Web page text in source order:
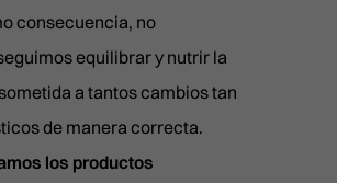
consecuencia, no
equilibrar y nutrir la
a tantos cambios tan
de manera correcta.
los productos